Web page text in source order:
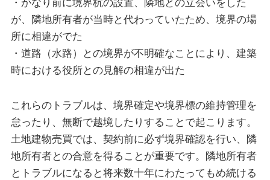
・かなり前に境界杭の設置、隣地との立会いをした
が、隣地所有者が当時と代わっていたため、境界の場
所に相違がでた
・道路（水路）との境界が不明確なことにより、建築
時における役所との見解の相違が出た
これらのトラブルは、境界確定や境界標の維持管理を
怠ったり、無断で越境したりすることで起こります。
土地建物売買では、契約前に必ず境界確認を行い、隣
地所有者との合意を得ることが重要です。隣地所有者
とトラブルになると将来数十年にわたってもめ続ける